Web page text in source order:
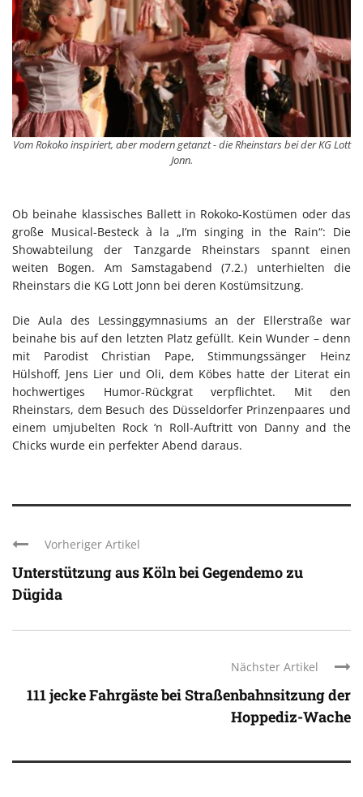
Vom Rokoko inspiriert, aber modern getanzt - die Rheinstars bei der KG Lott
Jonn.
Ob beinahe klassisches Ballett in Rokoko-Kostümen oder das
große Musical-Besteck à la „I’m singing in the Rain“: Die
Showabteilung der Tanzgarde Rheinstars spannt einen
weiten Bogen. Am Samstagabend (7.2.) unterhielten die
Rheinstars die KG Lott Jonn bei deren Kostümsitzung.
Die Aula des Lessinggymnasiums an der Ellerstraße war
beinahe bis auf den letzten Platz gefüllt. Kein Wunder – denn
mit Parodist Christian Pape, Stimmungssänger Heinz
Hülshoff, Jens Lier und Oli, dem Köbes hatte der Literat ein
hochwertiges Humor-Rückgrat verpflichtet. Mit den
Rheinstars, dem Besuch des Düsseldorfer Prinzenpaares und
einem umjubelten Rock ‘n Roll-Auftritt von Danny and the
Chicks wurde ein perfekter Abend daraus.
Vorheriger Artikel
Unterstützung aus Köln bei Gegendemo zu
Dügida
Nächster Artikel
111 jecke Fahrgäste bei Straßenbahnsitzung der
Hoppediz-Wache